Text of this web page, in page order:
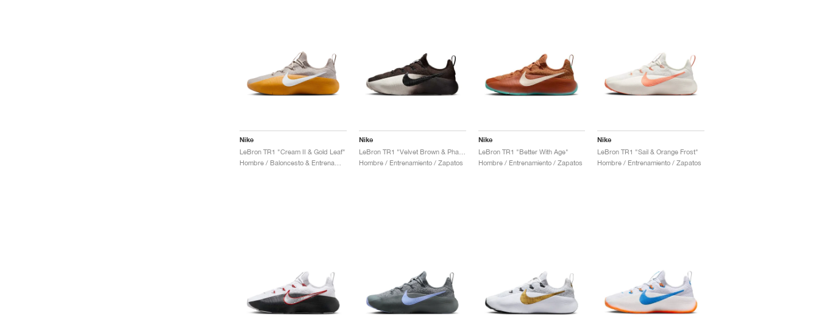
Nike
LeBron TR1 "Cream II & Gold Leaf"
Nike
Hombre / Entrenamiento / Zapatos
Nike
LeBron TR1 "Better With Age"
Hombre / Entrenamiento / Zapatos
Nike
LeBron TR1 "Sail & Orange Frost"
Hombre / Entrenamiento / Zapatos